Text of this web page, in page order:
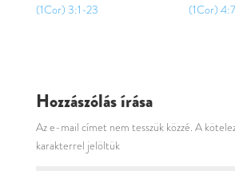
(1Cor) 3:1-23
(1Cor)
Hozzászólás írása
Az e-mail címet nem tesszük közzé. A
karakterrel jelöltük